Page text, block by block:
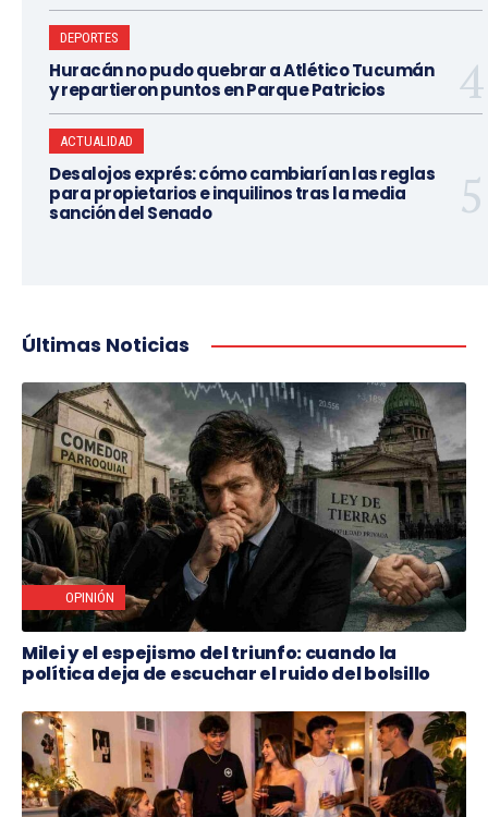
DEPORTES
Huracán no pudo quebrar a Atlético Tucumán
y repartieron puntos en Parque Patricios
ACTUALIDAD
Desalojos exprés: cómo cambiarían las reglas
para propietarios e inquilinos tras la media
sanción del Senado
Últimas Noticias
OPINIÓN
Milei y el espejismo del triunfo: cuando la
política deja de escuchar el ruido del bolsillo